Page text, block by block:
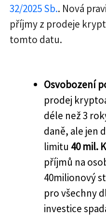
32/2025 Sb.. Nová
příjmy z prodeje
tomto datu.
Osvobození
prodej
déle než 3
daně, ale jen
limitu 40 mil.
příjmů na
40milionový
pro všechny
investice